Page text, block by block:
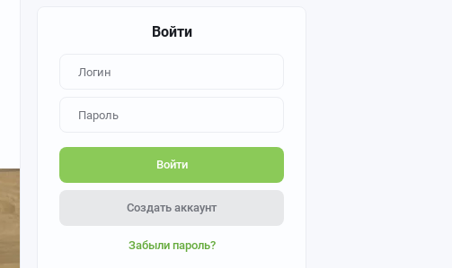
Войти
Войти
Создать аккаунт
Забыли пароль?